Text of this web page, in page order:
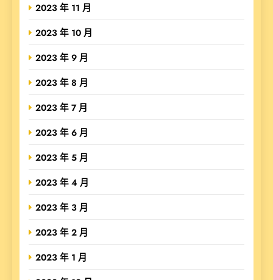
2023 年 11 月
2023 年 10 月
2023 年 9 月
2023 年 8 月
2023 年 7 月
2023 年 6 月
2023 年 5 月
2023 年 4 月
2023 年 3 月
2023 年 2 月
2023 年 1 月